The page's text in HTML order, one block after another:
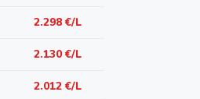
2.298 €/L
2.130 €/L
2.012 €/L